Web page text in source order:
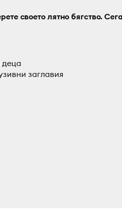
своето лятно бягство.
деца
заглавия